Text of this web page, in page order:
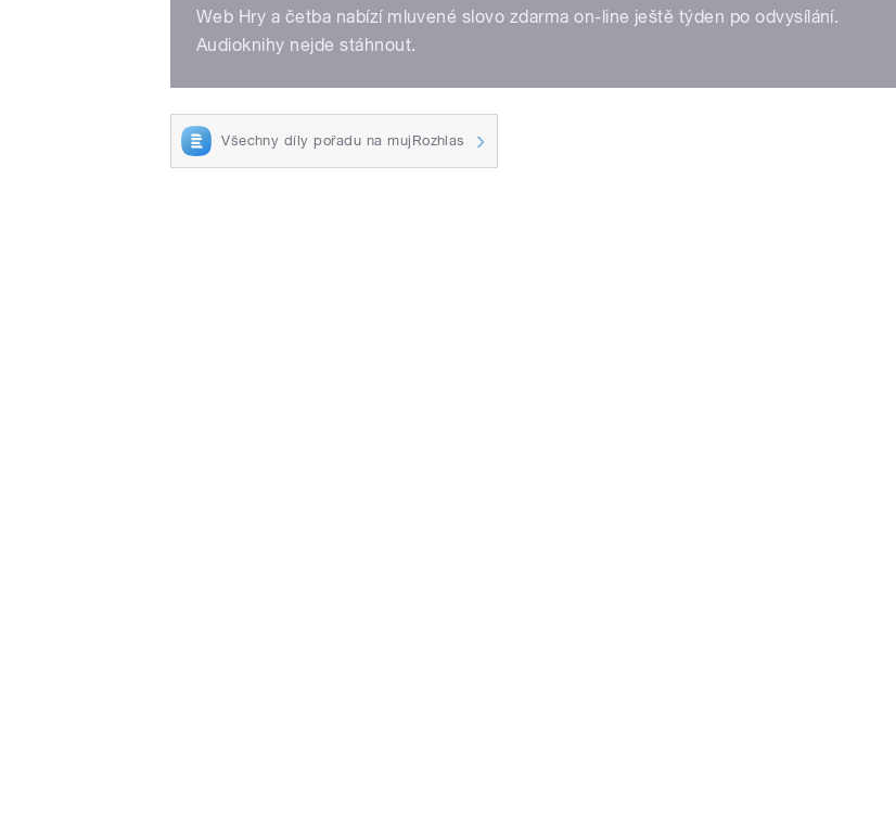
Web Hry a četba nabízí mluvené slovo zdarma on-line ještě týden po odvysílání.
Audioknihy nejde stáhnout.
Všechny díly pořadu na mujRozhlas